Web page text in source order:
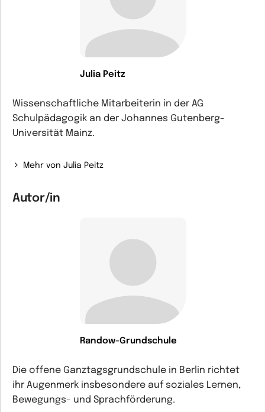
Julia Peitz
Wissenschaftliche Mitarbeiterin in der AG
Schulpädagogik an der Johannes Gutenberg-
Universität Mainz.
Mehr von Julia Peitz
Autor/in
Randow-Grundschule
Die offene Ganztagsgrundschule in Berlin richtet
ihr Augenmerk insbesondere auf soziales Lernen,
Bewegungs- und Sprachförderung.